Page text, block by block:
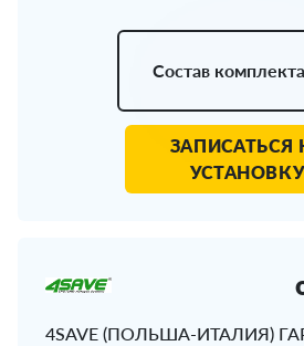
Состав комплекта
ЗАПИСАТЬСЯ
УСТАНОВКУ
4SAVE (ПОЛЬША-ИТАЛИЯ)